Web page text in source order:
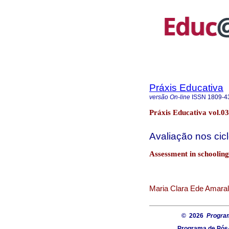
Práxis Educativa
versão On-line ISSN 1809-
Práxis Educativa
Avaliação nos
Assessment in
Maria Clara Ede Amaral
© 2026